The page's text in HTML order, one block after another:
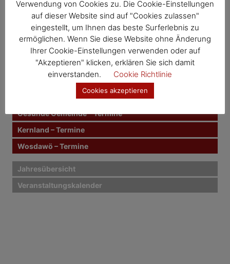
n
a
v
i
g
e
n
Veranstaltungskategorien
Mahlzeit – Termine
Häferlkaffee – Termine
Mutter-Eltern-Beratung – Termine
Müll & Bauhof – Termine
Gesunde Gemeinde – Termine
Kernland – Termine
Wosdawö – Termine
Jahresübersicht
Veranstaltungskalender
Verwendung von Cookies zu. Die Cookie-Einstellungen
auf dieser Website sind auf "Cookies zulassen"
eingestellt, um Ihnen das beste Surferlebnis zu
ermöglichen. Wenn Sie diese Website ohne Änderung
Ihrer Cookie-Einstellungen verwenden oder auf
"Akzeptieren" klicken, erklären Sie sich damit
einverstanden.
Cookie Richtlinie
Cookies akzeptieren